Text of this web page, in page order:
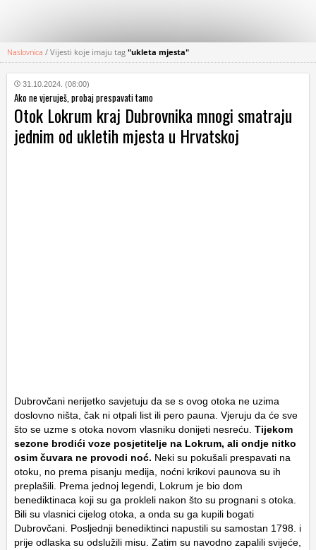
KATEGORIJE
HRVATSKI
WEB
Naslovnica / Vijesti koje imaju tag "ukleta mjesta"
31.10.2024. (08:00)
Ako ne vjeruješ, probaj prespavati tamo
Otok Lokrum kraj Dubrovnika mnogi smatraju
jednim od ukletih mjesta u Hrvatskoj
Dubrovčani nerijetko savjetuju da se s ovog otoka ne uzima
doslovno ništa, čak ni otpali list ili pero pauna. Vjeruju da će sve
što se uzme s otoka novom vlasniku donijeti nesreću. Tijekom
sezone brodići voze posjetitelje na Lokrum, ali ondje nitko
osim čuvara ne provodi noć. Neki su pokušali prespavati na
otoku, no prema pisanju medija, noćni krikovi paunova su ih
preplašili. Prema jednoj legendi, Lokrum je bio dom
benediktinaca koji su ga prokleli nakon što su prognani s otoka.
Bili su vlasnici cijelog otoka, a onda su ga kupili bogati
Dubrovčani. Posljednji benediktinci napustili su samostan 1798. i
prije odlaska su odslužili misu. Zatim su navodno zapalili svijeće,